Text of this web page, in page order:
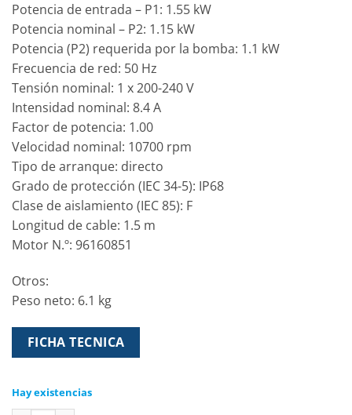
Potencia de entrada – P1: 1.55 kW
Potencia nominal – P2: 1.15 kW
Potencia (P2) requerida por la bomba: 1.1 kW
Frecuencia de red: 50 Hz
Tensión nominal: 1 x 200-240 V
Intensidad nominal: 8.4 A
Factor de potencia: 1.00
Velocidad nominal: 10700 rpm
Tipo de arranque: directo
Grado de protección (IEC 34-5): IP68
Clase de aislamiento (IEC 85): F
Longitud de cable: 1.5 m
Motor N.º: 96160851
Otros:
Peso neto: 6.1 kg
FICHA TECNICA
Hay existencias